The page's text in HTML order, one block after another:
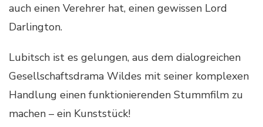
auch einen Verehrer hat, einen gewissen Lord
Darlington.
Lubitsch ist es gelungen, aus dem dialogreichen
Gesellschaftsdrama Wildes mit seiner komplexen
Handlung einen funktionierenden Stummfilm zu
machen – ein Kunststück!